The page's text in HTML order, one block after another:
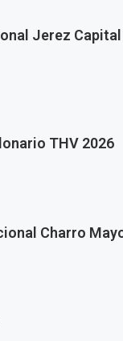
Jerez
THV 2026
Charro